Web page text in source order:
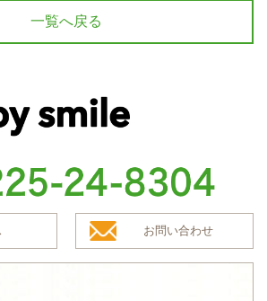
一覧へ戻る
8304
お問い合わせ